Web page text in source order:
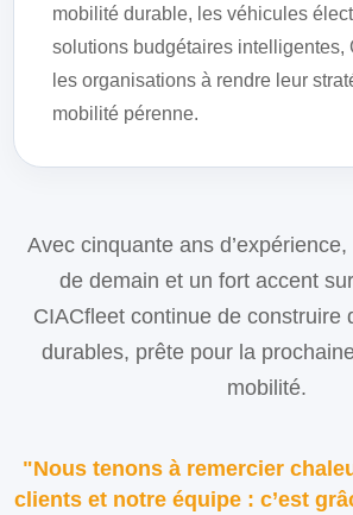
mobilité durable, les véhicules
solutions budgétaires intelligentes,
les organisations à rendre leur
mobilité pérenne.
Avec cinquante ans
de demain et un fort accent
CIACfleet continue de construire
durables, prête pour la
mobilité.
"Nous tenons à remercier
clients et notre équipe : c’est